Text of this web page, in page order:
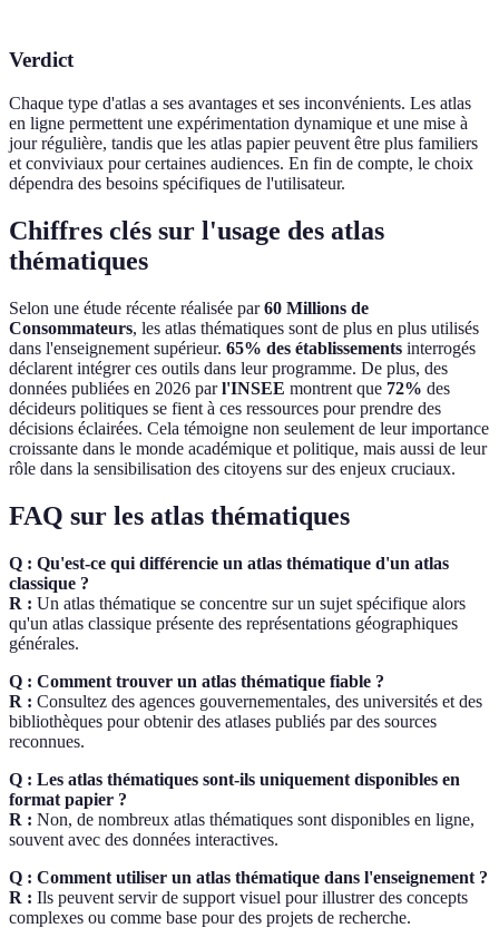
Verdict
Chaque type d'atlas a ses avantages et ses inconvénients. Les atlas
en ligne permettent une expérimentation dynamique et une mise à
jour régulière, tandis que les atlas papier peuvent être plus familiers
et conviviaux pour certaines audiences. En fin de compte, le choix
dépendra des besoins spécifiques de l'utilisateur.
Chiffres clés sur l'usage des atlas
thématiques
Selon une étude récente réalisée par60 Millions de
Consommateurs, les atlas thématiques sont de plus en plus utilisés
dans l'enseignement supérieur. 65% des établissements interrogés
déclarent intégrer ces outils dans leur programme. De plus, des
données publiées en 2026 parl'INSEE montrent que 72% des
décideurs politiques se fient à ces ressources pour prendre des
décisions éclairées. Cela témoigne non seulement de leur importance
croissante dans le monde académique et politique, mais aussi de leur
rôle dans la sensibilisation des citoyens sur des enjeux cruciaux.
FAQ sur les atlas thématiques
Q : Qu'est-ce qui différencie un atlas thématique d'un atlas
classique ?
R : Un atlas thématique se concentre sur un sujet spécifique alors
qu'un atlas classique présente des représentations géographiques
générales.
Q : Comment trouver un atlas thématique fiable ?
R : Consultez des agences gouvernementales, des universités et des
bibliothèques pour obtenir des atlases publiés par des sources
reconnues.
Q : Les atlas thématiques sont-ils uniquement disponibles en
format papier ?
R : Non, de nombreux atlas thématiques sont disponibles en ligne,
souvent avec des données interactives.
Q : Comment utiliser un atlas thématique dans l'enseignement ?
R : Ils peuvent servir de support visuel pour illustrer des concepts
complexes ou comme base pour des projets de recherche.